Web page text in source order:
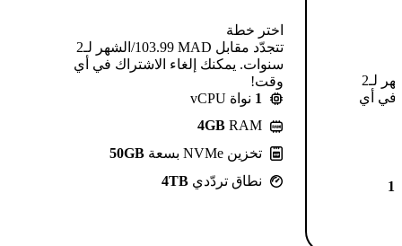
اختر خطة
تتجدّد مقابل MAD ⁦103.99⁩/الشهر لـ2
سنوات. يمكنك إلغاء الاشتراك في أي
وقت!
1 نواة vCPU
4GB RAM
تخزين NVMe بسعة
50GB
نطاق تردّدي 4TB
تتجدّد مقابل MAD ⁦124.99⁩/الشهر لـ2
في أي